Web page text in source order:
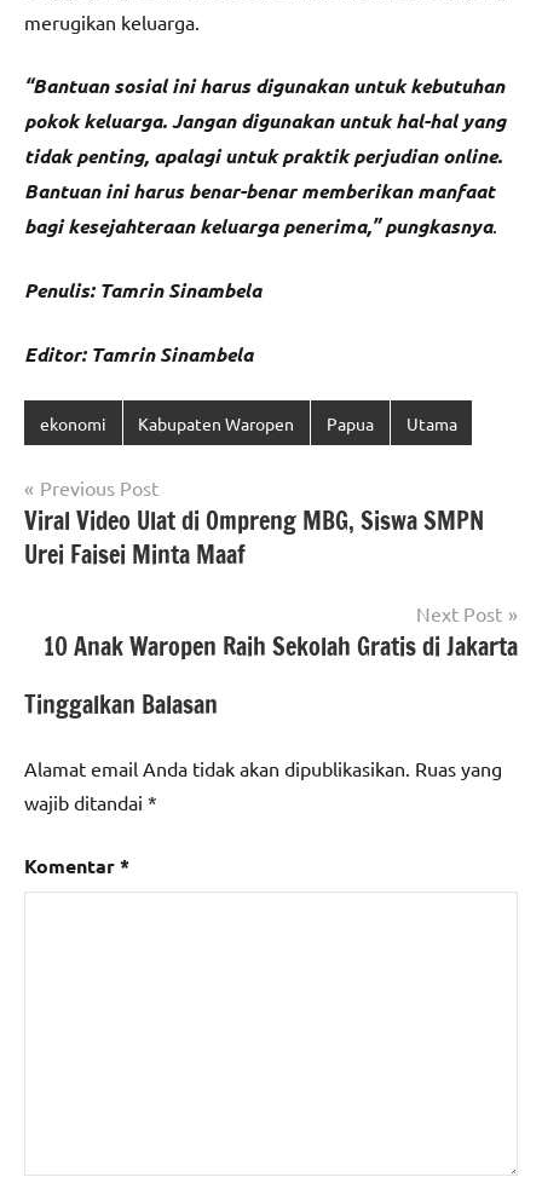
merugikan keluarga.
“Bantuan sosial ini harus digunakan untuk kebutuhan
pokok keluarga. Jangan digunakan untuk hal-hal yang
tidak penting, apalagi untuk praktik perjudian online.
Bantuan ini harus benar-benar memberikan manfaat
bagi kesejahteraan keluarga penerima,” pungkasnya.
Penulis: Tamrin Sinambela
Editor: Tamrin Sinambela
ekonomi Kabupaten Waropen Papua Utama
Navigasi
pos
Previous Post
Viral Video Ulat di Ompreng MBG, Siswa SMPN
Urei Faisei Minta Maaf
Next Post
10 Anak Waropen Raih Sekolah Gratis di Jakarta
Tinggalkan Balasan
Alamat email Anda tidak akan dipublikasikan. Ruas yang
wajib ditandai *
Komentar*